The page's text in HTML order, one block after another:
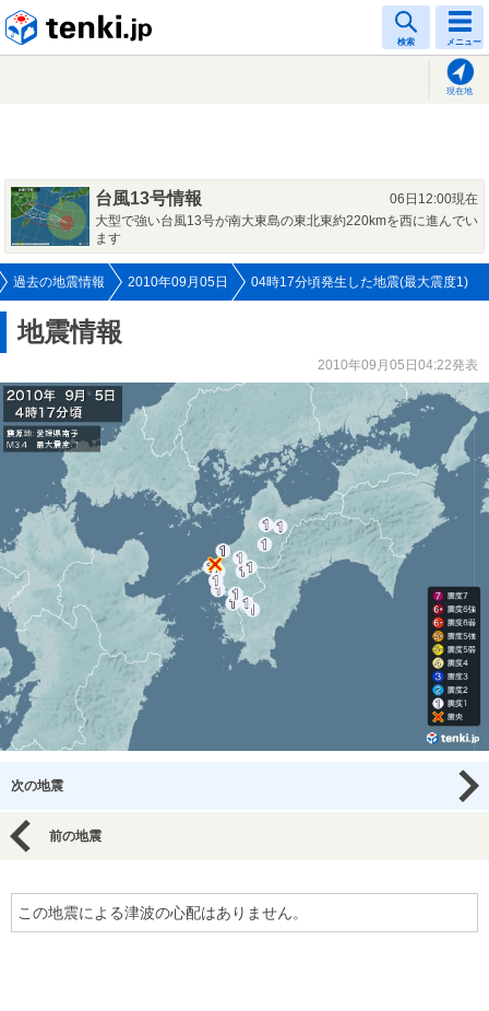
検索 メニュー
現在地
台風13号情報
06日12:00現在
大型で強い台風13号が南大東島の東北東約220kmを西に進んでい
ます
過去の地震情報 2010年09月05日 04時17分頃発生した地震(最大震度1)
地震情報
2010年09月05日04:22発表
次の地震
前の地震
この地震による津波の心配はありません。